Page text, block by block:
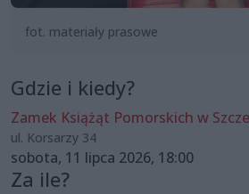
fot. materiały prasowe
Gdzie i kiedy?
Zamek Książąt Pomorskich w
ul. Korsarzy 34
sobota, 11 lipca 2026, 18:00
Za ile?